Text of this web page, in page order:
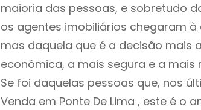
maioria das pessoas, e sobretudo
os agentes imobiliários chegaram
mas daquela que é a decisão mais
económica, a mais segura e a mais
Se foi daquelas pessoas que, nos
Venda em Ponte De Lima , este é o